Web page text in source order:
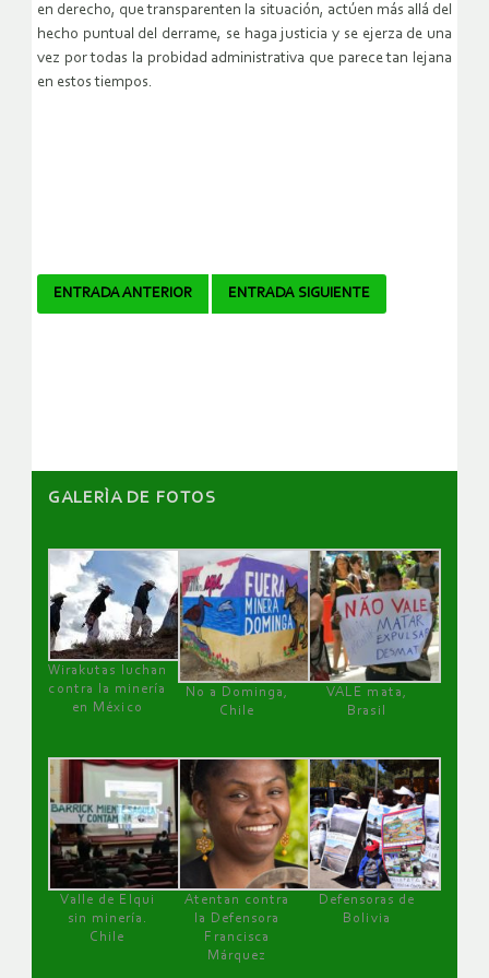
en derecho, que transparenten la situación, actúen más allá del
hecho puntual del derrame, se haga justicia y se ejerza de una
vez por todas la probidad administrativa que parece tan lejana
en estos tiempos.
Navegador
ENTRADA ANTERIOR ENTRADA SIGUIENTE
GALERÌA DE FOTOS
Wirakutas luchan
contra la minería
en México
No a Dominga,
Chile
VALE mata,
Brasil
Valle de Elqui
sin minería.
Chile
Atentan contra
la Defensora
Francisca
Márquez
Defensoras de
Bolivia